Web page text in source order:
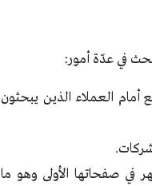
في عدّة أمور:
العملاء الذين يبحثون
في صفحاتها الأولى وهو ما